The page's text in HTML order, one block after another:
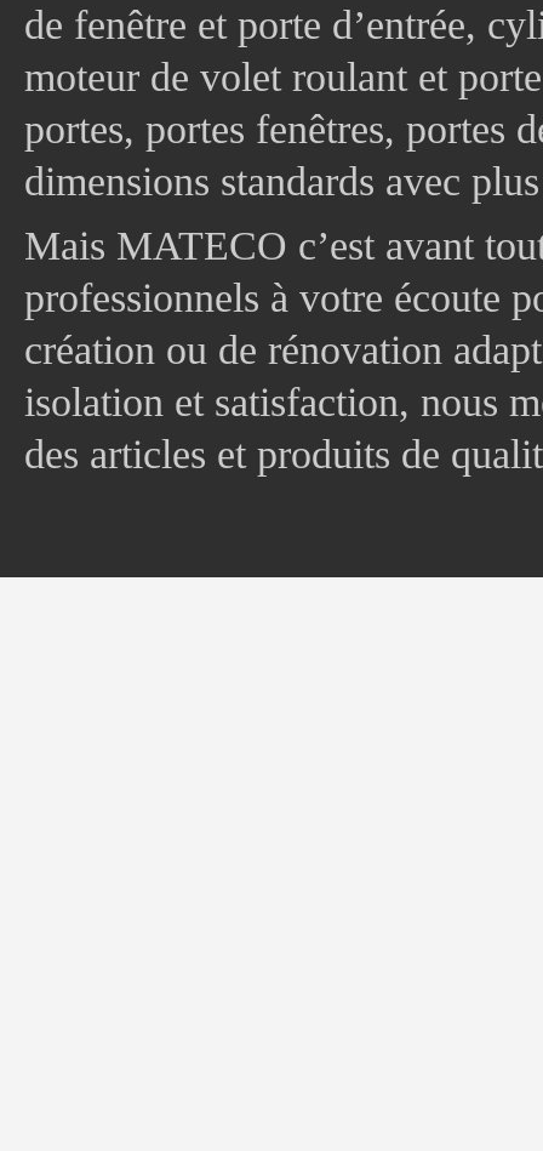
de fenêtre et porte d’entrée,
moteur de volet roulant et
portes, portes fenêtres, portes
dimensions standards avec
Mais MATECO c’est avant
professionnels à votre écoute
création ou de rénovation
isolation et satisfaction, nous
des articles et produits de